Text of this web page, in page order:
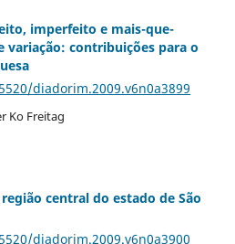
imperfeito e mais-que-
variação: contribuições para o
diadorim.2009.v6n0a3899
Ko Freitag
central do estado de São
diadorim.2009.v6n0a3900